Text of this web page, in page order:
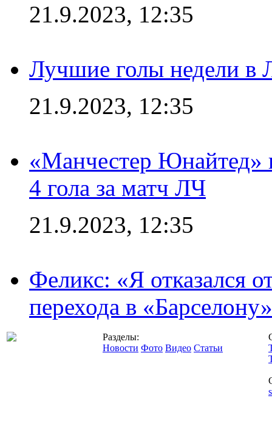
21.9.2023, 12:35
Лучшие голы недели в
21.9.2023, 12:35
«Манчестер Юнайтед»
4 гола за матч ЛЧ
21.9.2023, 12:35
Феликс: «Я отказался
перехода в «Барселону»
Разделы:
Новости Фото Видео Статьи